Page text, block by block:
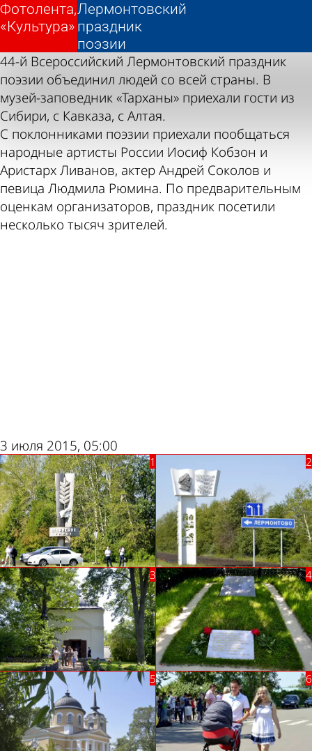
Лермонтовский
праздник
поэзии
Фотолента,
«Культура»
44-й Всероссийский Лермонтовский праздник
поэзии объединил людей со всей страны. В
музей-заповедник «Тарханы» приехали гости из
Сибири, с Кавказа, с Алтая.
С поклонниками поэзии приехали пообщаться
народные артисты России Иосиф Кобзон и
Аристарх Ливанов, актер Андрей Соколов и
певица Людмила Рюмина. По предварительным
оценкам организаторов, праздник посетили
несколько тысяч зрителей.
3 июля 2015, 05:00
Лермонтовский
праздник
поэзии
Фотолента,
«Культура»